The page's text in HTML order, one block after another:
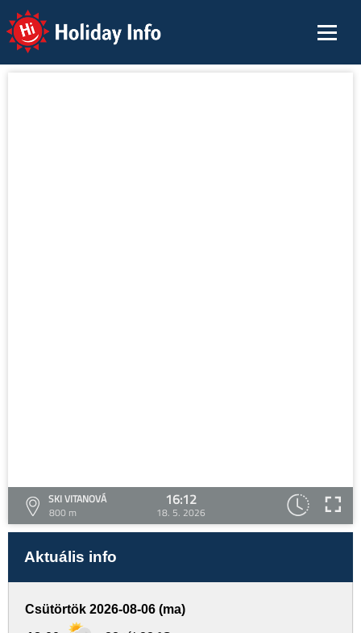
Holiday Info
SKI VITANOVÁ
800 m
16:12
18. 5. 2026
Aktuális info
Csütörtök 2026-08-06 (ma)